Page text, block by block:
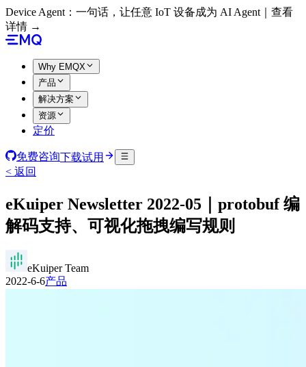
Device Agent：一句话，让任意 IoT 设备成为 AI Agent｜查看
详情 →
Why EMQX
产品
解决方案
资源
定价
免费咨询下载试用
< 返回
eKuiper Newsletter 2022-05｜protobuf 编
解码支持、可视化拖拽编写规则
eKuiper Team
2022-6-6产品